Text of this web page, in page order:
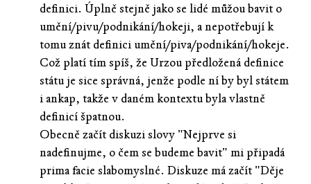
definici. Úplně stejně jako se lidé můžou bavit o
umění/pivu/podnikání/hokeji, a nepotřebují k
tomu znát definici umění/piva/podnikání/hokeje.
Což platí tím spíš, že Urzou předložená definice
státu je sice správná, jenže podle ní by byl státem
i ankap, takže v daném kontextu byla vlastně
definicí špatnou.
Obecně začít diskuzi slovy "Nejprve si
nadefinujme, o čem se budeme bavit" mi připadá
prima facie slabomyslné. Diskuze má začít "Děje